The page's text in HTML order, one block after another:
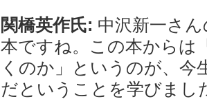
関橋英作氏: 中沢新一さ
本ですね。この本からは
くのか」というのが、今
だということを学びまし